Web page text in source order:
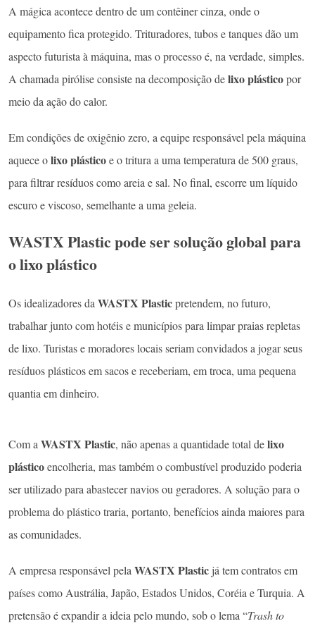
A mágica acontece dentro de um contêiner cinza, onde o
equipamento fica protegido. Trituradores, tubos e tanques dão um
aspecto futurista à máquina, mas o processo é, na verdade, simples.
A chamada pirólise consiste na decomposição delixo plásticopor
meio da ação do calor.
Em condições de oxigênio zero, a equipe responsável pela máquina
aquece olixo plásticoe o tritura a uma temperatura de 500 graus,
para filtrar resíduos como areia e sal. No final, escorre um líquido
escuro e viscoso, semelhante a uma geleia.
WASTX Plastic pode ser solução global para
o lixo plástico
Os idealizadores daWASTX Plasticpretendem, no futuro,
trabalhar junto com hotéis e municípios para limpar praias repletas
de lixo. Turistas e moradores locais seriam convidados a jogar seus
resíduos plásticos em sacos e receberiam, em troca, uma pequena
quantia em dinheiro.
Com aWASTX Plastic, não apenas a quantidade total delixo
plásticoencolheria, mas também o combustível produzido poderia
ser utilizado para abastecer navios ou geradores. A solução para o
problema do plástico traria, portanto, benefícios ainda maiores para
as comunidades.
A empresa responsável pelaWASTX Plastic já tem contratos em
países como Austrália, Japão, Estados Unidos, Coréia e Turquia. A
pretensão é expandir a ideia pelo mundo, sob o lema “Trash to